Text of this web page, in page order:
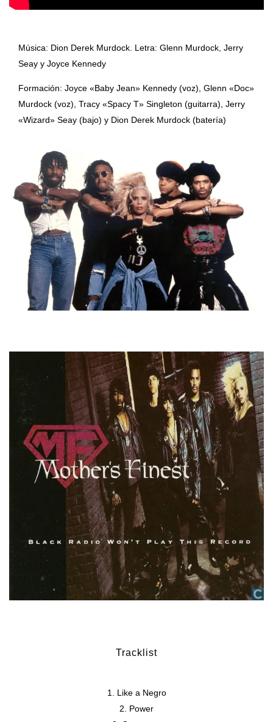
Música: Dion Derek Murdock. Letra: Glenn Murdock, Jerry
Seay y Joyce Kennedy
Formación: Joyce «Baby Jean» Kennedy (voz), Glenn «Doc»
Murdock (voz), Tracy «Spacy T» Singleton (guitarra), Jerry
«Wizard» Seay (bajo) y Dion Derek Murdock (batería)
Tracklist
Like a Negro
Power